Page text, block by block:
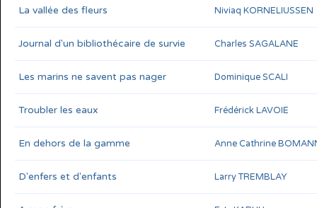
La vallée des fleurs Niviaq KORNELIUSSEN
Journal d'un bibliothécaire de survie Charles SAGALANE
Les marins ne savent pas nager Dominique SCALI
Troubler les eaux Frédérick LAVOIE
En dehors de la gamme Anne Cathrine
D'enfers et d'enfants Larry TREMBLAY